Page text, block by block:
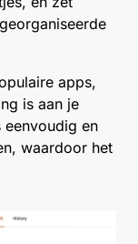
apps,
is aan je
en
waardoor het